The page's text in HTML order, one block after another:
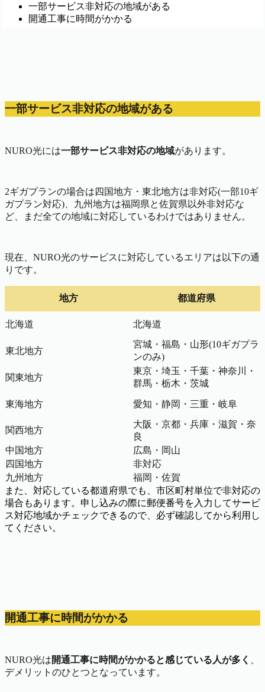
一部サービス非対応の地域がある
開通工事に時間がかかる
一部サービス非対応の地域がある
NURO光には一部サービス非対応の地域があります。
2ギガプランの場合は四国地方・東北地方は非対応(一部10ギ
ガプラン対応)、九州地方は福岡県と佐賀県以外非対応な
ど、まだ全ての地域に対応しているわけではありません。
現在、NURO光のサービスに対応しているエリアは以下の通
りです。
地方 都道府県
北海道 北海道
東北地方
宮城・福島・山形(10ギガプラ
ンのみ)
関東地方
東京・埼玉・千葉・神奈川・
群馬・栃木・茨城
東海地方 愛知・静岡・三重・岐阜
関西地方
大阪・京都・兵庫・滋賀・奈
良
中国地方
広島・岡山
四国地方
非対応
九州地方
福岡・佐賀
また、対応している都道府県でも、市区町村単位で非対応の
場合もあります。申し込みの際に郵便番号を入力してサービ
ス対応地域かチェックできるので、必ず確認してから利用し
てください。
開通工事に時間がかかる
NURO光は開通工事に時間がかかると感じている人が多く
デメリットのひとつとなっています。